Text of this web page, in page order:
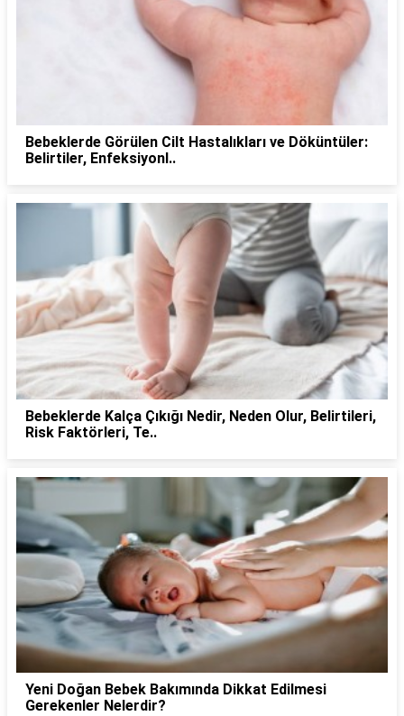
Bebeklerde Görülen Cilt Hastalıkları ve Döküntüler:
Belirtiler, Enfeksiyonl..
Bebeklerde Kalça Çıkığı Nedir, Neden Olur, Belirtileri,
Risk Faktörleri, Te..
Yeni Doğan Bebek Bakımında Dikkat Edilmesi
Gerekenler Nelerdir?